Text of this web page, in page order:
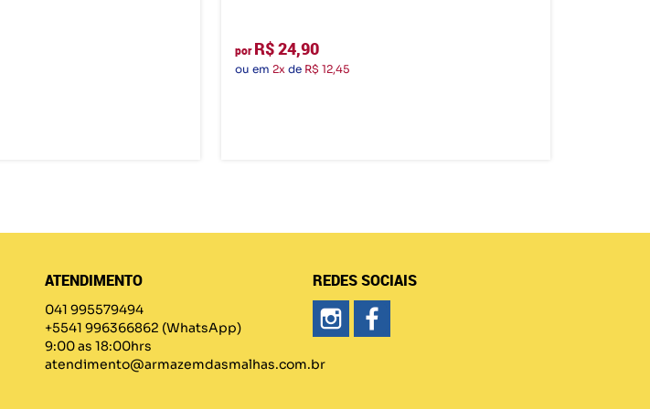
por R$ 24,90
ou em2x de R$ 12,45
ATENDIMENTO
041 995579494
+5541 996366862 (WhatsApp)
9:00 as 18:00hrs
atendimento@armazemdasmalhas.com.br
REDES SOCIAIS